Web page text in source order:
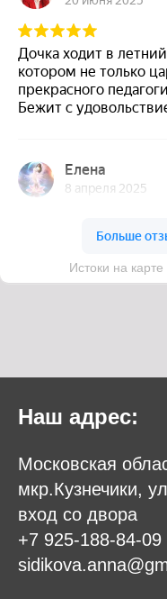
Наш адрес:
Московская
мкр.Кузнечики,
вход со двора
+7 925-188-84-09